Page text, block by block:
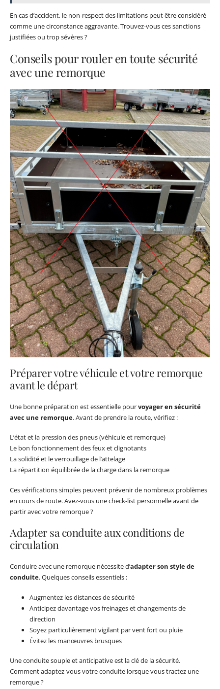
En cas d’accident, le non-respect des limitations peut être considéré
comme une circonstance aggravante. Trouvez-vous ces sanctions
justifiées ou trop sévères ?
Conseils pour rouler en toute sécurité
avec une remorque
Préparer votre véhicule et votre remorque
avant le départ
Une bonne préparation est essentielle pourvoyager en sécurité
avec une remorque. Avant de prendre la route, vérifiez :
L’état et la pression des pneus (véhicule et remorque)
Le bon fonctionnement des feux et clignotants
La solidité et le verrouillage de l’attelage
La répartition équilibrée de la charge dans la remorque
Ces vérifications simples peuvent prévenir de nombreux problèmes
en cours de route. Avez-vous une check-list personnelle avant de
partir avec votre remorque ?
Adapter sa conduite aux conditions de
circulation
Conduire avec une remorque nécessite d’adapter son style de
conduite. Quelques conseils essentiels :
Augmentez les distances de sécurité
Anticipez davantage vos freinages et changements de
direction
Soyez particulièrement vigilant par vent fort ou pluie
Évitez les manœuvres brusques
Une conduite souple et anticipative est la clé de la sécurité.
Comment adaptez-vous votre conduite lorsque vous tractez une
remorque ?